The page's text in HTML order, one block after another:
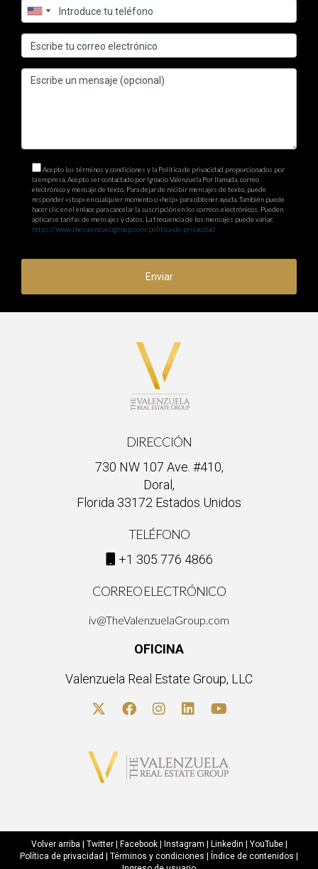
Acepto los términos y condiciones y la Política de privacidad proporcionados por
la empresa. Acepto ser contactado por Ignacio Valenzuela Por llamada, correo
electrónico y mensaje de texto. Para dejar de recibir mensajes de texto, puede
responder «stop» en cualquier momento o «help» para obtener ayuda. También puede
hacer clic en el enlace para cancelar la suscripción en los correos electrónicos. Pueden
aplicarse tarifas de mensajes y datos. La frecuencia de los mensajes puede variar.
https://www.thevalenzuelagroup.com/politica-de-privacidad
Enviar
DIRECCIÓN
730 NW 107 Ave. #410,
Doral,
Florida 33172 Estados Unidos
TELÉFONO
+1 305 776 4866
CORREO ELECTRÓNICO
iv@TheValenzuelaGroup.com
OFICINA
Valenzuela Real Estate Group, LLC
Volver arriba Twitter| Facebook| Instagram Linkedin YouTube|
Política de privacidad
Términos y condiciones Índice de contenidos